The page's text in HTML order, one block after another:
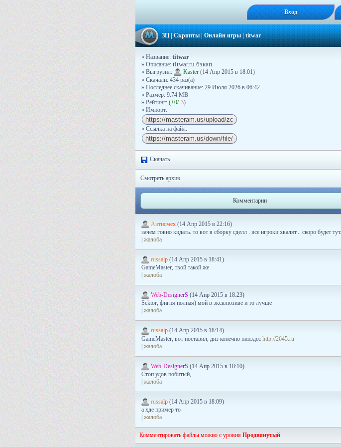
Вход
ЗЦ|Скрипты|Онлайн игры|titwar
» Название: titwar
» Описание: titwar.ru бэкап
» Выгрузил:
Kaster (14 Апр 2015 в 18:01)
» Скачали: 434 раз(a)
» Последнее скачивание: 29 Июля 2026 в 06:42
» Размер: 9.74 MB
» Рейтинг: (+0/-3)
» Импорт:
» Ссылка на файл:
Скачать
Смотреть архив
Комментарии
Антисмех (14 Апр 2015 в 22:16)
зачем говно кидать. то вот я сборку сделл . все игроки хвалят... скоро будет тут.
| жалоба
russalp (14 Апр 2015 в 18:41)
GameMaster, твой такой же
жалоба
Web-DesignerS (14 Апр 2015 в 18:23)
Sektor, фигня полная) мой в эксклюзиве и то лучше
жалоба
russalp (14 Апр 2015 в 18:14)
GameMaster, вот поставил, диз конечно пинздес http://2645.ru
| жалоба
Web-DesignerS (14 Апр 2015 в 18:10)
Стоп удов побитый,
| жалоба
russalp (14 Апр 2015 в 18:09)
а хде пример то
жалоба
Комментировать файлы можно с уровня Продвинутый